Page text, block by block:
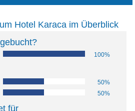
Hotel Karaca im Überblick
100%
50%
50%
für